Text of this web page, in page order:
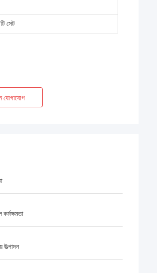
সেট
যোগাযোগ
কর্মক্ষমতা
উত্পাদন